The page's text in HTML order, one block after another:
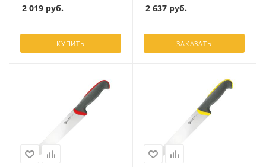
2 019 руб.
КУПИТЬ
2 637 руб.
ЗАКАЗАТЬ